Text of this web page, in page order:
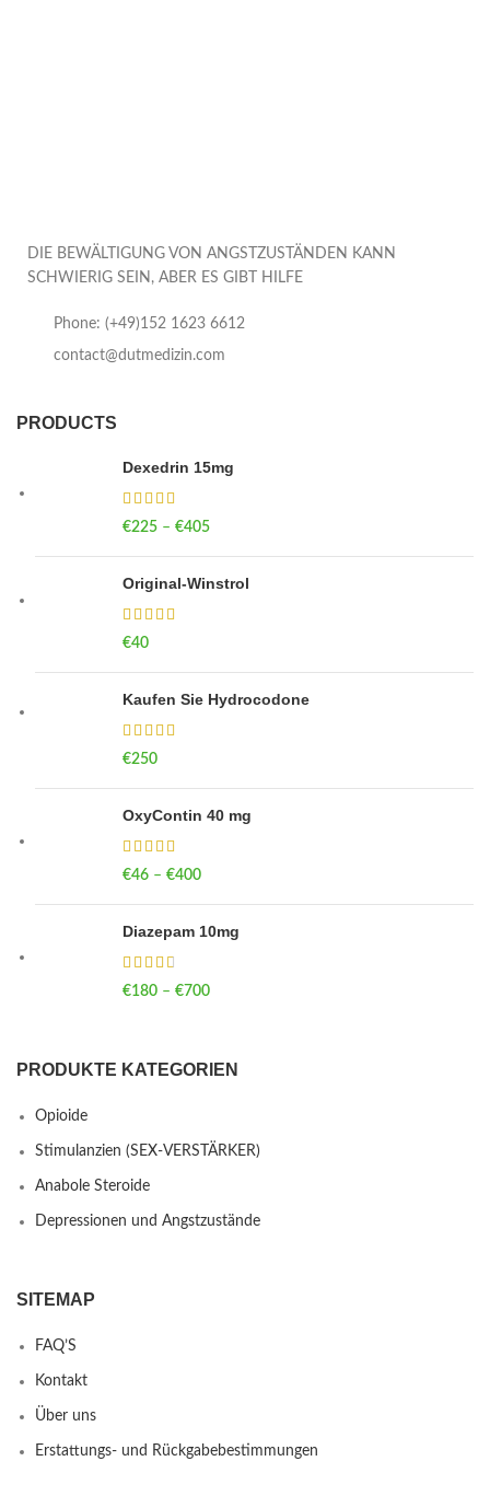
DIE BEWÄLTIGUNG VON ANGSTZUSTÄNDEN KANN
SCHWIERIG SEIN, ABER ES GIBT HILFE
Phone: (+49)152 1623 6612
contact@dutmedizin.com
PRODUCTS
Dexedrin 15mg
€225 – €405
Original-Winstrol
€40
Kaufen Sie Hydrocodone
€250
OxyContin 40 mg
€46 – €400
Diazepam 10mg
€180 – €700
PRODUKTE KATEGORIEN
Opioide
Stimulanzien (SEX-VERSTÄRKER)
Anabole Steroide
Depressionen und Angstzustände
SITEMAP
FAQ’S
Kontakt
Über uns
Erstattungs- und Rückgabebestimmungen